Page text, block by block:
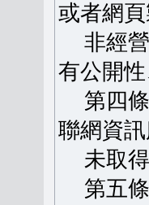
或者網頁
非經營
有公開
第四條
聯網資訊
未取得
第五條